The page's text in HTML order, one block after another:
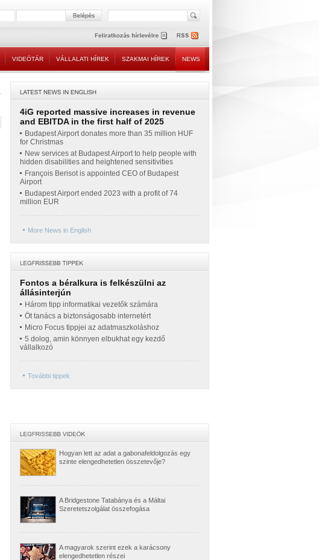
VIDEÓTÁR VÁLLALATI HÍREK SZAKMAI HÍREK NEWS
4iG reported massive increases in revenue
and EBITDA in the first half of 2025
Budapest Airport donates more than 35 million HUF
for Christmas
New services at Budapest Airport to help people with
hidden disabilities and heightened sensitivities
François Berisot is appointed CEO of Budapest
Airport
Budapest Airport ended 2023 with a profit of 74
million EUR
More News in English
Fontos a béralkura is felkészülni az
állásinterjún
Három tipp informatikai vezetők számára
Öt tanács a biztonságosabb internetért
Micro Focus tippjei az adatmaszkoláshoz
5 dolog, amin könnyen elbukhat egy kezdő
vállalkozó
További tippek
Hogyan lett az adat a gabonafeldolgozás egy
szinte elengedhetetlen összetevője?
A Bridgestone Tatabánya és a Máltai
Szeretetszolgálat összefogása
A magyarok szerint ezek a karácsony
elengedhetetlen részei